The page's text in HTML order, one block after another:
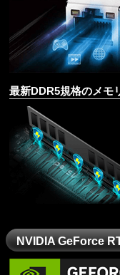
最新DDR5規格のメモ
NVIDIA GeForce